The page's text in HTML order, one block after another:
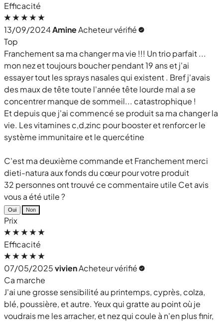
Efficacité
13/09/2024AmineAcheteur vérifié
Top
Franchement sa ma changer ma vie !!! Un trio parfait ...
mon nez et toujours boucher pendant 19 ans et j'ai
essayer tout les sprays nasales qui existent . Bref j'avais
des maux de tête toute l'année tête lourde mal a se
concentrer manque de sommeil... catastrophique !
Et depuis que j'ai commencé se produit sa ma changer la
vie. Les vitamines c,d,zinc pour booster et renforcer le
système immunitaire et le quercétine
C'est ma deuxième commande et Franchement merci
dieti-natura aux fonds du cœur pour votre produit
32 personnes ont trouvé ce commentaire utile Cet avis
vous a été utile ?
Oui Non
Prix
Efficacité
07/05/2025vivienAcheteur vérifié
Ca marche
J'ai une grosse sensibilité au printemps, cyprès, colza,
blé, poussière, et autre. Yeux qui gratte au point où je
voudrais me les arracher, et nez qui coule à n'en plus finir,